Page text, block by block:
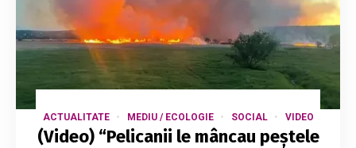
ACTUALITATE MEDIU / ECOLOGIE SOCIAL VIDEO
(Video) “Pelicanii le mâncau peștele